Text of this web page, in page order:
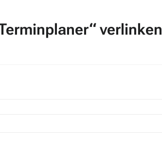
verlinken